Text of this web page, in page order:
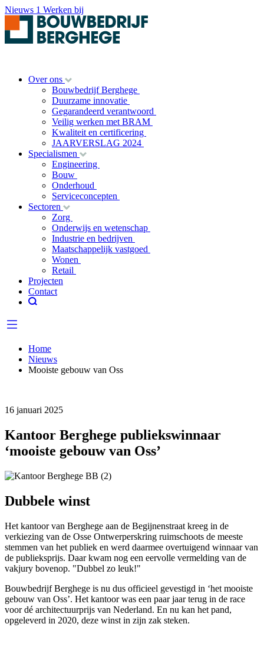
Nieuws 1 Werken bij
Over ons
Bouwbedrijf Berghege
Duurzame innovatie
Gegarandeerd verantwoord
Veilig werken met BRAM
Kwaliteit en certificering
JAARVERSLAG 2024
Specialismen
Engineering
Bouw
Onderhoud
Serviceconcepten
Sectoren
Zorg
Onderwijs en wetenschap
Industrie en bedrijven
Maatschappelijk vastgoed
Wonen
Retail
Projecten
Contact
Home
Nieuws
Mooiste gebouw van Oss
16 januari 2025
Kantoor Berghege publiekswinnaar
‘mooiste gebouw van Oss’
Dubbele winst
Het kantoor van Berghege aan de Begijnenstraat kreeg in de
verkiezing van de Osse Ontwerperskring ruimschoots de meeste
stemmen van het publiek en werd daarmee overtuigend winnaar van
de publieksprijs. Daar kwam nog een eervolle vermelding van de
vakjury bovenop. "Dubbel zo leuk!"
Bouwbedrijf Berghege is nu dus officieel gevestigd in ‘het mooiste
gebouw van Oss’. Het kantoor was een paar jaar terug in de race
voor dé architectuurprijs van Nederland. En nu kan het pand,
opgeleverd in 2020, deze winst in zijn zak steken.